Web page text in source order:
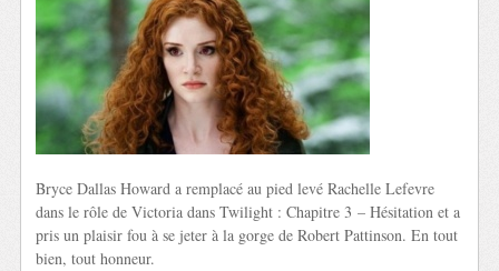
Bryce Dallas Howard a remplacé au pied levé Rachelle Lefevre
dans le rôle de Victoria dans Twilight : Chapitre 3 – Hésitation et a
pris un plaisir fou à se jeter à la gorge de Robert Pattinson. En tout
bien, tout honneur.